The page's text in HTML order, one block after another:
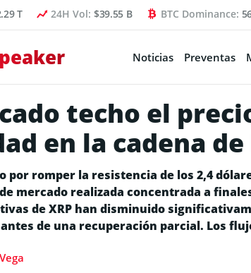
T 24H Vol: $39.55 B BTC Dominance:
Noticias Preventas
techo el
en la cadena de
por romper la resistencia de los 2,4
mercado realizada concentrada a
de XRP han disminuido
antes de una recuperación parcial. Los